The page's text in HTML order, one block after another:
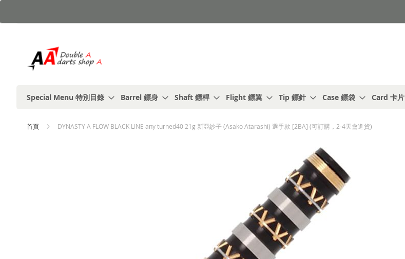
到
Special Menu 特別目錄
Barrel 鏢身 Shaft 鏢桿 Flight 鏢翼 Tip 鏢針 Case 鏢袋 Card 卡片
首頁 DYNASTY A FLOW BLACK LINE any turned40 21g 新亞紗子 (Asako Atarashi) 選手款 [2BA] (可訂購，2-4天會進貨)